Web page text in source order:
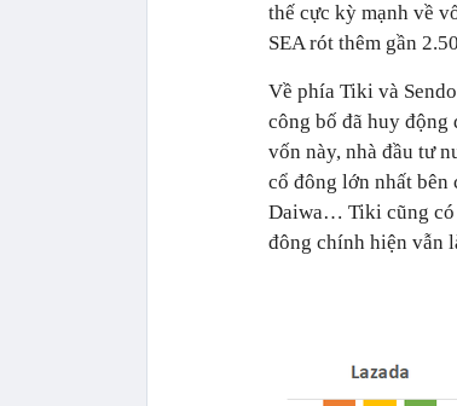
thế cực kỳ mạnh về
SEA rót thêm gần
Về phía Tiki và
công bố đã huy động
vốn này, nhà đầu tư
cổ đông lớn nhất bên
Daiwa… Tiki cũng có
đông chính hiện vẫn